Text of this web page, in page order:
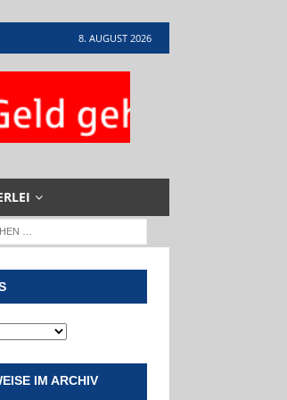
8. AUGUST 2026
IM ARCHIV